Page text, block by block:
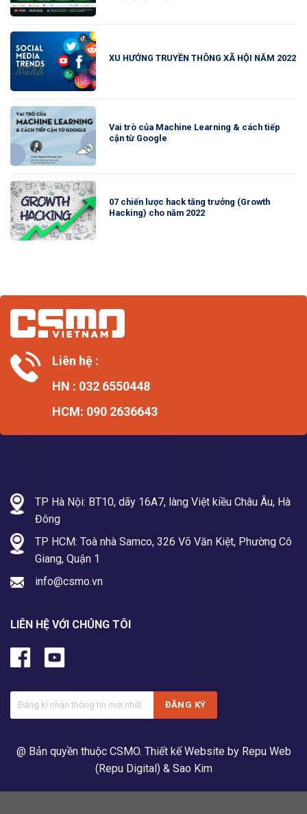
XU HƯỚNG TRUYỀN THÔNG XÃ HỘI NĂM 2022
Vai trò của Machine Learning & cách tiếp
cận từ Google
07 chiến lược hack tăng trưởng (Growth
Hacking) cho năm 2022
Liên hệ :
HN : 032 6550448
HCM: 090 2636643
TP Hà Nội: BT10, dãy 16A7, làng Việt kiều Châu Âu, Hà
Đông
TP HCM: Toà nhà Samco, 326 Võ Văn Kiệt, Phường Cô
Giang, Quận 1
info@csmo.vn
LIÊN HỆ VỚI CHÚNG TÔI
@ Bản quyền thuộc CSMO. Thiết kế Website by Repu Web
(Repu Digital)& Sao Kim